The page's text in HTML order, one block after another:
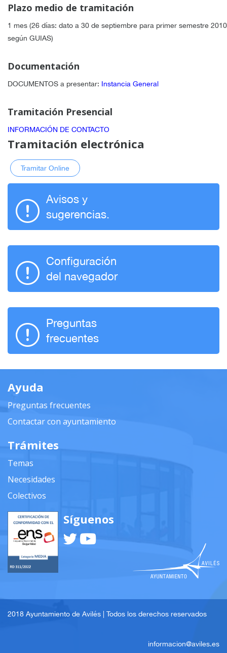
Plazo medio de tramitación
1 mes (26 días: dato a 30 de septiembre para primer semestre 2010
según GUIAS)
Documentación
DOCUMENTOS a presentar: Instancia General
Tramitación Presencial
INFORMACIÓN DE CONTACTO
Tramitación electrónica
Tramitar Online
Avisos y
sugerencias.
Configuración
del navegador
Preguntas
frecuentes
Ayuda
Preguntas frecuentes
Contactar con ayuntamiento
Trámites
Temas
Necesidades
Colectivos
Síguenos
2018 Ayuntamiento de Avilés | Todos los derechos reservados
informacion@aviles.es